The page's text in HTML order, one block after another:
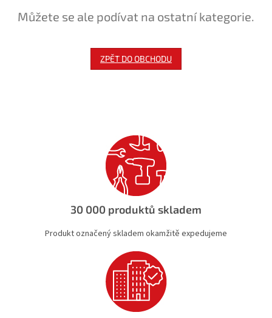
Můžete se ale podívat na ostatní kategorie.
ZPĚT DO OBCHODU
30 000 produktů skladem
Produkt označený skladem okamžitě expedujeme